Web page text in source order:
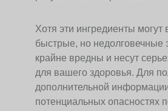
Хотя эти ингредиенты могут
быстрые, но недолговечные
крайне вредны и несут
для вашего здоровья. Для
дополнительной
потенциальных опасностях